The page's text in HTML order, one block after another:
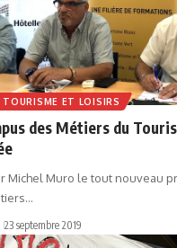
TOURISME ET LOISIRS
des Métiers du
Michel Muro le tout nouveau
23 septembre 2019